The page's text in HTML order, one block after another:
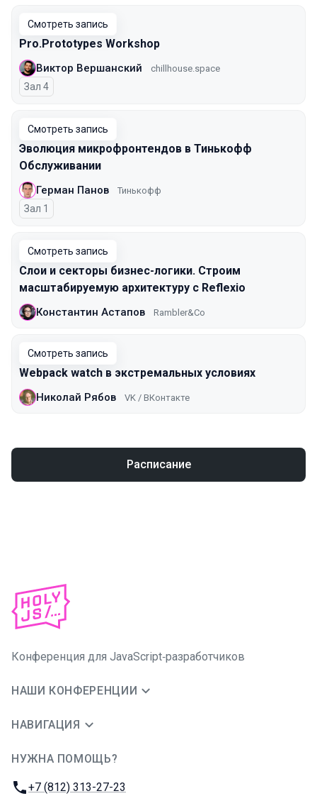
Смотреть запись
Pro.Prototypes Workshop
Виктор Вершанский chillhouse.space
Зал 4
Смотреть запись
Эволюция микрофронтендов в Тинькофф
Обслуживании
Герман Панов Тинькофф
Зал 1
Смотреть запись
Слои и секторы бизнес-логики. Строим
масштабируемую архитектуру с Reflexio
Константин Астапов Rambler&Co
Смотреть запись
Webpack watch в экстремальных условиях
Николай Рябов VK / ВКонтакте
Расписание
Конференция для JavaScript‑разработчиков
НАШИ КОНФЕРЕНЦИИ
НАВИГАЦИЯ
НУЖНА ПОМОЩЬ?
Телефон:
+7 (812) 313-27-23